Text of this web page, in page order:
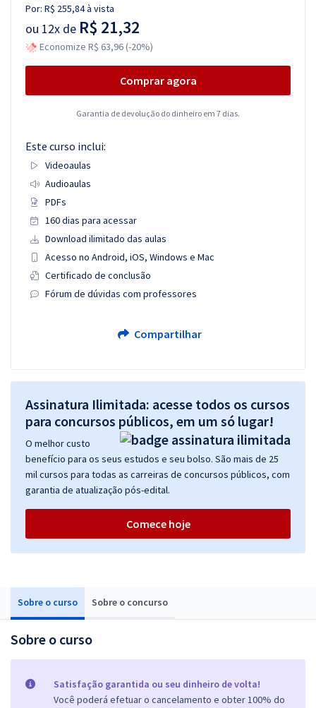
Sobre o curso Sobre o concurso
Sobre o curso
Satisfação garantida ou seu dinheiro de volta!
Você poderá efetuar o cancelamento e obter 100% do
Por: R$ 255,84à vista
ou 12x de R$ 21,32
Economize R$ 63,96 (-20%)
Comprar agora
Garantia de devolução do dinheiro em 7 dias.
Este curso inclui:
Videoaulas
Audioaulas
PDFs
160 dias para acessar
Download ilimitado das aulas
Acesso no Android, iOS, Windows e Mac
Certificado de conclusão
Fórum de dúvidas com professores
Compartilhar
Assinatura Ilimitada: acesse todos os cursos
para concursos públicos, em um só lugar!
O melhor custo
benefício para os seus estudos e seu bolso. São mais de 25
mil cursos para todas as carreiras de concursos públicos, com
garantia de atualização pós-edital.
Comece hoje